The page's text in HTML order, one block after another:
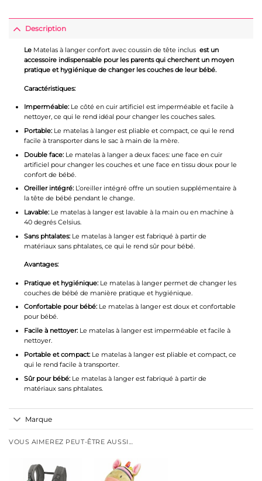
Description
Le Matelas à langer confort avec coussin de tête inclus est un
accessoire indispensable pour les parents qui cherchent un moyen
pratique et hygiénique de changer les couches de leur bébé.
Caractéristiques:
Imperméable:Le côté en cuir artificiel est imperméable et facile à
nettoyer, ce qui le rend idéal pour changer les couches sales.
Portable:Le matelas à langer est pliable et compact, ce qui le rend
facile à transporter dans le sac à main de la mère.
Double face:Le matelas à langer a deux faces: une face en cuir
artificiel pour changer les couches et une face en tissu doux pour le
confort de bébé.
Oreiller intégré:L’oreiller intégré offre un soutien supplémentaire à
la tête de bébé pendant le change.
Lavable:Le matelas à langer est lavable à la main ou en machine à
40 degrés Celsius.
Sans phtalates:Le matelas à langer est fabriqué à partir de
matériaux sans phtalates, ce qui le rend sûr pour bébé.
Avantages:
Pratique et hygiénique:Le matelas à langer permet de changer les
couches de bébé de manière pratique et hygiénique.
Confortable pour bébé:Le matelas à langer est doux et confortable
pour bébé.
Facile à nettoyer:Le matelas à langer est imperméable et facile à
nettoyer.
Portable et compact:Le matelas à langer est pliable et compact, ce
qui le rend facile à transporter.
Sûr pour bébé:Le matelas à langer est fabriqué à partir de
matériaux sans phtalates.
Marque
VOUS AIMEREZ PEUT-ÊTRE AUSSI…